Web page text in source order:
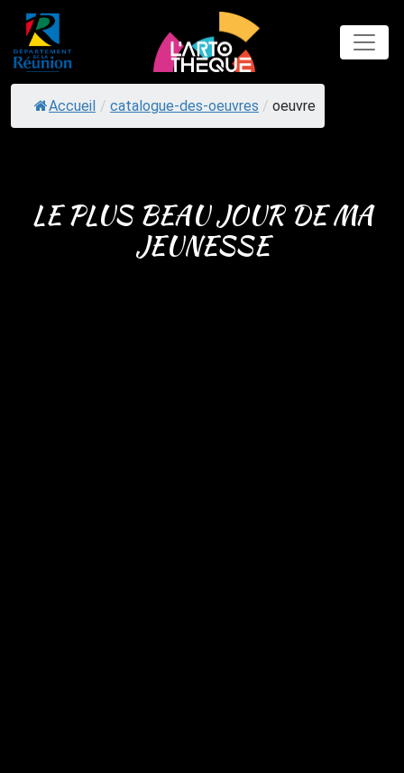
Skip
content
Accueil / catalogue-des-oeuvres / oeuvre
LE PLUS BEAU JOUR DE MA
JEUNESSE